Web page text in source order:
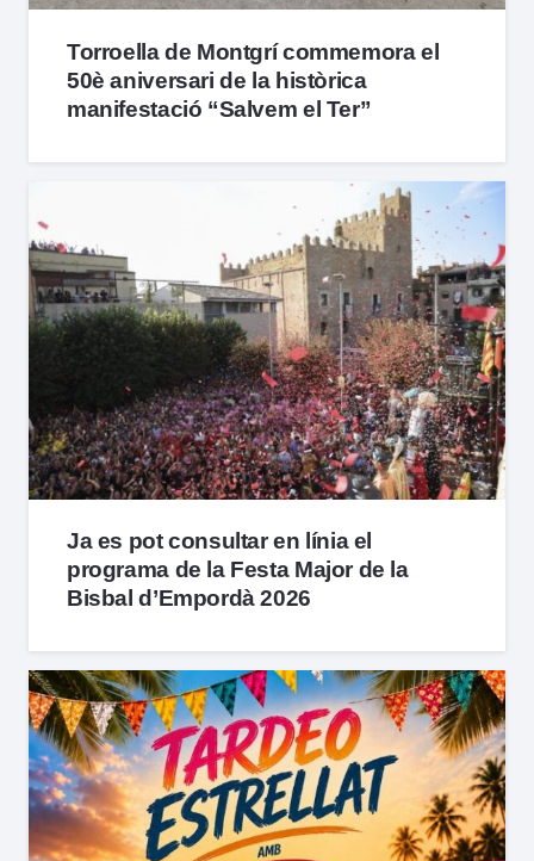
Torroella de Montgrí commemora el
50è aniversari de la històrica
manifestació “Salvem el Ter”
Ja es pot consultar en línia el
programa de la Festa Major de la
Bisbal d’Empordà 2026